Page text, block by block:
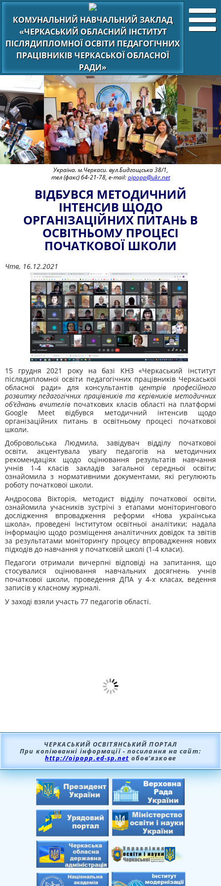
КОМУНАЛЬНИЙ НАВЧАЛЬНИЙ ЗАКЛАД
«ЧЕРКАСЬКИЙ ОБЛАСНИЙ ІНСТИТУТ
ПІСЛЯДИПЛОМНОЇ ОСВІТИ ПЕДАГОГІЧНИХ
ПРАЦІВНИКІВ ЧЕРКАСЬКОЇ ОБЛАСНОЇ
РАДИ»
Україна. м.Черкаси. вул.Бидгощська 38/1,
тел (факс) 64-21-78, e-mail:oipopp@ukr.net
ВІДБУВСЯ МЕТОДИЧНИЙ
ІНТЕНСИВ ЩОДО
ОРГАНІЗАЦІЙНИХ ПИТАНЬ В
ОСВІТНЬОМУ ПРОЦЕСІ
ПОЧАТКОВОЇ ШКОЛИ
Чтв, 16.12.2021
15 грудня 2021 року на базі КНЗ «Черкаський інститут
післядипломної освіти педагогічних працівників Черкаської
обласної ради» для консультантівцентрів професійного
розвитку педагогічних працівників та керівників методичних
об’єднань вчителів початкових класів області на платформі
Google Meet відбувся методичний інтенсив щодо
організаційних питань в освітньому процесі початкової
школи.
Добровольська Людмила, завідувач відділу початкової
освіти, акцентувала увагу педагогів на методичних
рекомендаціях щодо оцінювання результатів навчання
учнів 1-4 класів закладів загальної середньої освіти;
ознайомила з нормативними документами, які регулюють
роботу початкової школи.
Андросова Вікторія, методист відділу початкової освіти,
ознайомила учасників зустрічі з етапами моніторингового
дослідження впровадження реформи «Нова українська
школа», проведені Інститутом освітньої аналітики; надала
інформацію щодо розміщення аналітичних довідок та звітів
за результатами моніторингу процесу впровадження нових
підходів до навчання у початковій школі (1-4 класи).
Педагоги отримали вичерпні відповіді на запитання, що
стосувалися оцінювання навчальних досягнень учнів
початкової школи, проведення ДПА у 4-х класах, ведення
записів у класному журналі.
У заході взяли участь 77 педагогів області.
ЧЕРКАСЬКИЙ ОСВІТЯНСЬКИЙ ПОРТАЛ
При копіюванні інформації - посилання на сайт:
http://oipopp.ed-sp.net обов’язкове